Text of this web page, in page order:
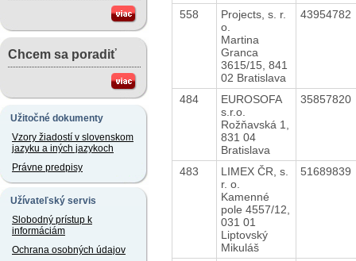
Chcem sa poradiť
Užitočné dokumenty
Vzory žiadostí v slovenskom
jazyku a iných jazykoch
Právne predpisy
Užívateľský servis
Slobodný prístup k
informáciám
Ochrana osobných údajov
558
Projects, s. r.
o.
Martina
Granca
3615/15, 841
02 Bratislava
43954782
484
EUROSOFA
s.r.o.
Rožňavská 1,
831 04
Bratislava
35857820
483
LIMEX ČR, s.
r. o.
Kamenné
pole 4557/12,
031 01
Liptovský
Mikuláš
51689839